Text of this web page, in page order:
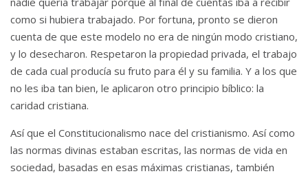
como si hubiera trabajado. Por fortuna, pronto se dieron
cuenta de que este modelo no era de ningún modo cristiano,
y lo desecharon. Respetaron la propiedad privada, el trabajo
de cada cual producía su fruto para él y su familia. Y a los que
no les iba tan bien, le aplicaron otro principio bíblico: la
caridad cristiana.
Así que el Constitucionalismo nace del cristianismo. Así como
las normas divinas estaban escritas, las normas de vida en
sociedad, basadas en esas máximas cristianas, también